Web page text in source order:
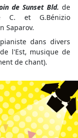
de Sunset Bld. de
C. et G.Bénizio
Saparov.
dans divers
l'Est, musique de
de chant).